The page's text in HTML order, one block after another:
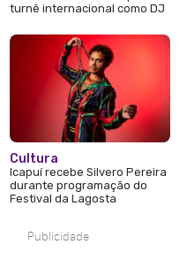
turnê internacional como DJ
Cultura
Icapuí recebe Silvero Pereira
durante programação do
Festival da Lagosta
Publicidade